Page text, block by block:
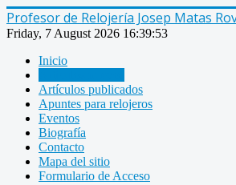
Profesor de Relojería Josep Matas
Friday, 7 August 2026 16:39:53
Inicio
Artículos publicados
Apuntes para relojeros
Eventos
Biografía
Contacto
Mapa del sitio
Formulario de Acceso